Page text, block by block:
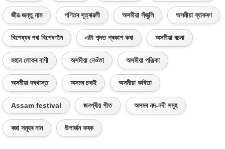
জীৱ-জন্তু নাম গণিতৰ সূত্ৰাৱলী অসমীয়া সঁজুলি অসমীয়া ব্যাকৰণ
বিশেষ্যৰ পৰা বিশেষণলৈ এটা শব্দত প্ৰকাশ কৰা অসমীয়া ৰচনা
মহান লোকৰ বাণী অসমীয়া নেওঁতা অসমীয়া পঞ্জিকা
অসমীয়া দৰখাস্ত অসমৰ চৰাই অসমীয়া কবিতা
Assam festival জনপ্ৰীয় গীত অসমৰ নদ-নদী সমূহ
ৰজা সমূহৰ নাম উপাৰ্জন কৰক